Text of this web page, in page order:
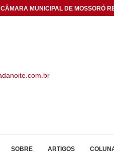
CÂMARA MUNICIPAL DE MOSSORÓ
SOBRE ARTIGOS